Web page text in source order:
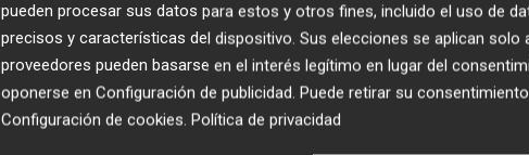
pueden procesar sus datos para estos y otros fines, incluido el uso de
precisos y características del dispositivo. Sus elecciones se aplican solo
proveedores pueden basarse en el interés legítimo en lugar del
oponerse en Configuración de publicidad. Puede retirar su
Configuración de cookies. Política de privacidad